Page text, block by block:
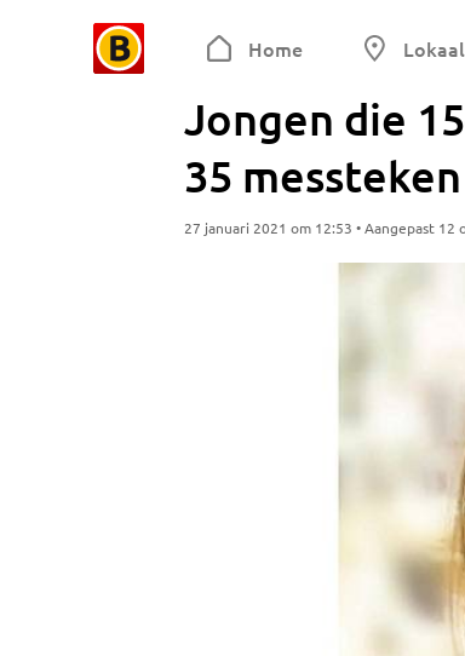
Home Lokaal
Jongen die
35
27 januari 2021 om 12:53 • Aangepast